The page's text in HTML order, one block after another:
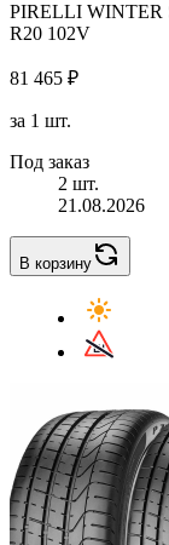
PIRELLI WINTER
R20 102V
81 465 ₽
за 1 шт.
Под заказ
2 шт.
21.08.2026
В корзину